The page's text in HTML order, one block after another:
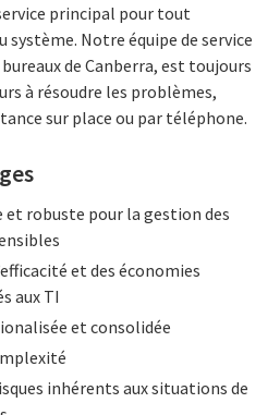
principal pour tout
Notre équipe de service
de Canberra, est toujours
à résoudre les problèmes,
sur place ou par téléphone.
et robuste pour la gestion des
et des économies
aux TI
et consolidée
inhérents aux situations de